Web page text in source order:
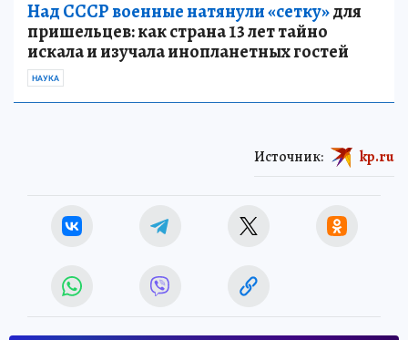
Над СССР военные натянули «сетку»для
пришельцев: как страна 13 лет тайно
искала и изучала инопланетных гостей
НАУКА
Источник: kp.ru